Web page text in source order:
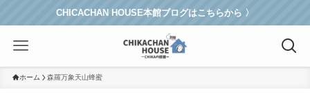
CHICACHAN HOUSE本館ブログはこちらから 〉
ホーム 森羅万象天山蜂蜜